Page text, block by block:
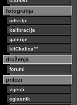
fotografija
odkritje
kalibracija
galerije
kliCkalica™
druženja
forumi
prilozi
vijesti
oglasnik